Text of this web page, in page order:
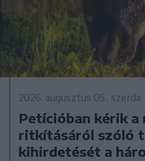
2026. augusztus 05., szerda
Petícióban kérik a
ritkításáról szóló
kihirdetését a